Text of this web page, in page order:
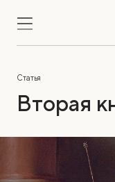
Статья
Вторая